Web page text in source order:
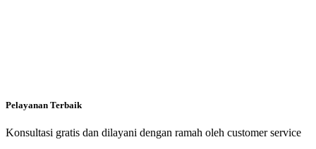
Pelayanan Terbaik
Konsultasi gratis dan dilayani dengan ramah oleh customer service